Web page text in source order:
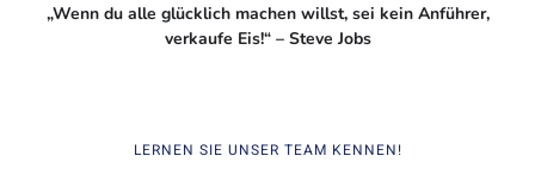
„Wenn du alle glücklich machen willst, sei kein Anführer,
verkaufe Eis!“ – Steve Jobs
LERNEN SIE UNSER TEAM KENNEN!